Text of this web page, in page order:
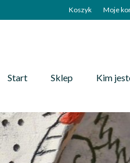
Koszyk Moje
Start Sklep Kim